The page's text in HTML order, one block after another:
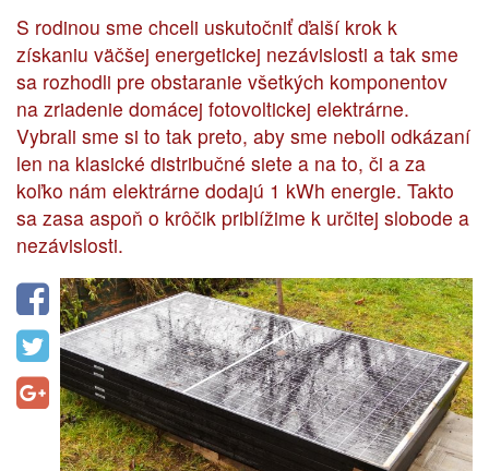
S rodinou sme chceli uskutočniť ďalší krok k
získaniu väčšej energetickej nezávislosti a tak sme
sa rozhodli pre obstaranie všetkých komponentov
na zriadenie domácej fotovoltickej elektrárne.
Vybrali sme si to tak preto, aby sme neboli odkázaní
len na klasické distribučné siete a na to, či a za
koľko nám elektrárne dodajú 1 kWh energie. Takto
sa zasa aspoň o krôčik priblížime k určitej slobode a
nezávislosti.